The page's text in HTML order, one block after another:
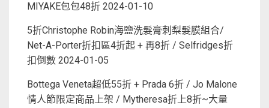
MIYAKE包包48折 2024-01-10
5折Christophe Robin海鹽洗髮膏刺梨髮膜組合/
Net-A-Porter折扣區4折起 + 再8折 / Selfridges折
扣倒數 2024-01-05
Bottega Veneta超低55折 + Prada 6折 / Jo Malone
情人節限定商品上架 / Mytheresa折上8折~大量